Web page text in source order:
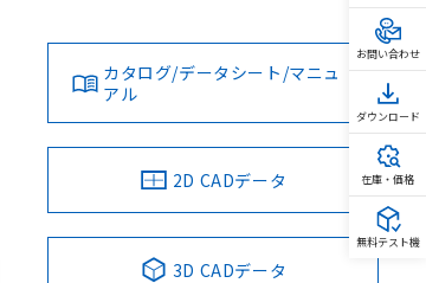
カタログ/データシート/マニュ
アル
2D CADデータ
3D CADデータ
お問い合わせ
ダウンロード
在庫・価格
無料テスト機